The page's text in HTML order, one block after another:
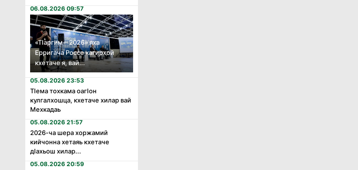
06.08.2026 09:57
«Тӏаргим – 2026» яха
Ерригача Россе кагирхой
кхетаче я, вай...
05.08.2026 23:53
Тӏема тохкама оагӏон
кулгалхошца, кхетаче хилар вай
Мехкадаь
05.08.2026 21:57
2026-ча шера хоржамий
кийчонна хетаяь кхетаче
дӏахьош хилар...
05.08.2026 20:59